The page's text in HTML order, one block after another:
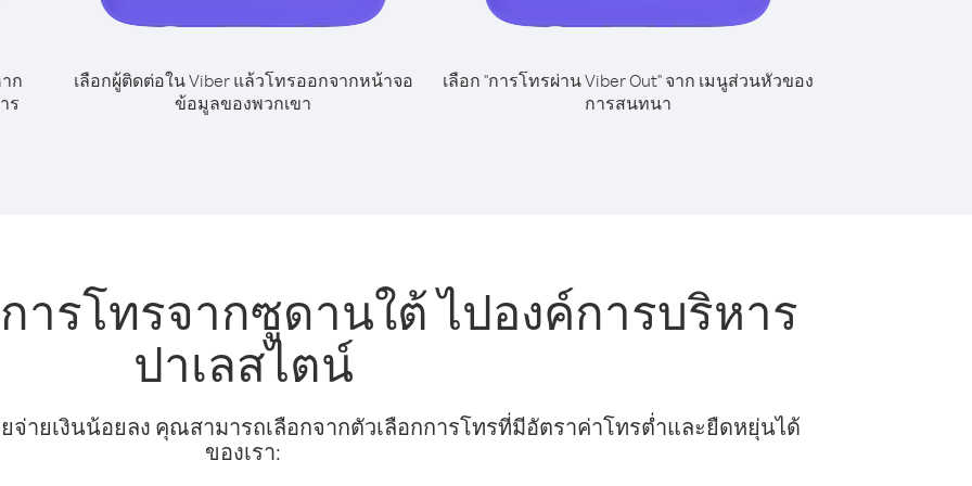
ก
ร
เลือกผู้ติดต่อใน Viber แล้วโทรออกจากหน้าจอ
ข้อมูลของพวกเขา
เลือก "การโทรผ่าน Viber Out" จาก เมนูส่วนหัวของ
การสนทนา
ารโทรจากซูดานใต้ ไปองค์การบริหาร
ปาเลสไตน์
ายเงินน้อยลง คุณสามารถเลือกจากตัวเลือกการโทรที่มีอัตราค่าโทรต่ำและยืดหยุ่นได้
ของเรา: